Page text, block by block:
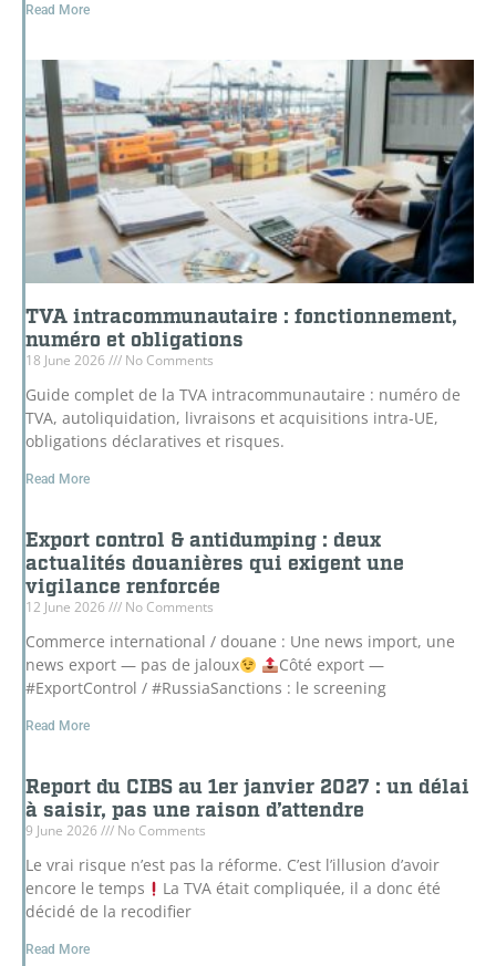
Read More
TVA intracommunautaire : fonctionnement,
numéro et obligations
18 June 2026 No Comments
Guide complet de la TVA intracommunautaire : numéro de
TVA, autoliquidation, livraisons et acquisitions intra-UE,
obligations déclaratives et risques.
Read More
Export control & antidumping : deux
actualités douanières qui exigent une
vigilance renforcée
12 June 2026 No Comments
Commerce international / douane : Une news import, une
news export — pas de jaloux
Côté export —
#ExportControl / #RussiaSanctions : le screening
Read More
Report du CIBS au 1er janvier 2027 : un délai
à saisir, pas une raison d’attendre
9 June 2026 No Comments
Le vrai risque n’est pas la réforme. C’est l’illusion d’avoir
encore le temps
La TVA était compliquée, il a donc été
décidé de la recodifier
Read More